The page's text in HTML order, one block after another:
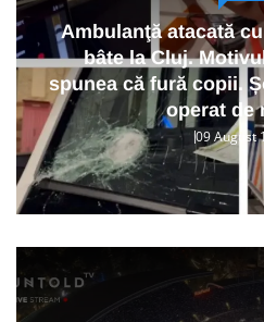
Ambulanţă atacată
bâte la Cluj.
spunea că fură copii.
operat de
09 August